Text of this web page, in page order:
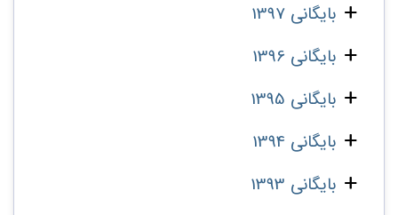
بایگانی 1397
بایگانی 1396
بایگانی 1395
بایگانی 1394
بایگانی 1393